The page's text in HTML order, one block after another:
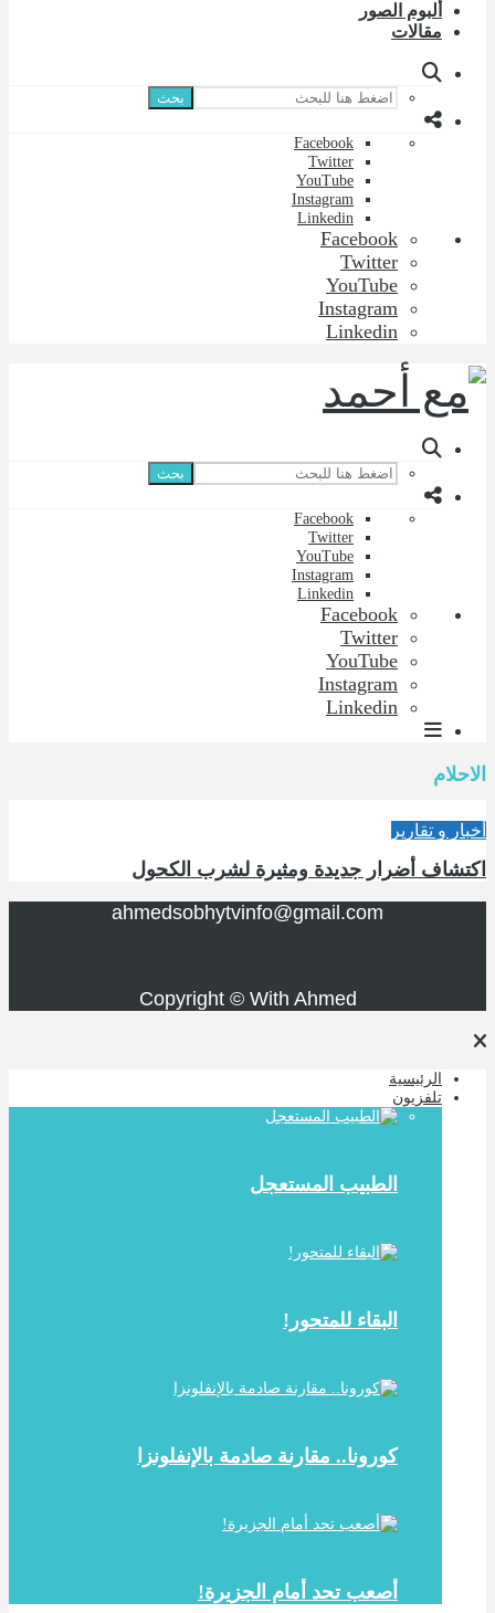
ألبوم الصور
مقالات
بحث
Facebook
Twitter
YouTube
Instagram
Linkedin
Facebook
Twitter
YouTube
Instagram
Linkedin
بحث
Facebook
Twitter
YouTube
Instagram
Linkedin
Facebook
Twitter
YouTube
Instagram
Linkedin
الاحلام
أخبار و تقارير
اكتشاف أضرار جديدة ومثيرة لشرب الكحول
ahmedsobhytvinfo@gmail.com
Copyright © With Ahmed
الرئيسية
تلفزيون
الطبيب المستعجل
البقاء للمتحور!
كورونا.. مقارنة صادمة بالإنفلونزا
أصعب تحد أمام الجزيرة!